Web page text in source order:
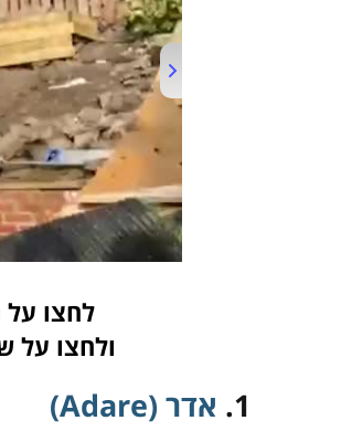
לחצו על
ולחצו על
1. אדר (Adare)